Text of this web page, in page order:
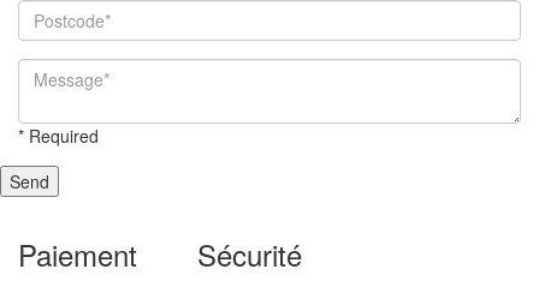
* Required
Send
Paiement Sécurité